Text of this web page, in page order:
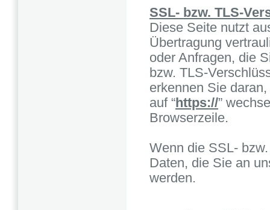
SSL- bzw. TLS-
Diese Seite nutzt
Übertragung
oder Anfragen, die
bzw. TLS-
erkennen Sie
auf “https://”
Browserzeile.
Wenn die SSL-
Daten, die Sie an
werden.